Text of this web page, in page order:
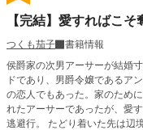
【完結】愛すればこそ
つくも茄子
書籍情報
侯爵家の次男アーサーが結婚
ドであり、男爵令嬢であるア
の恋人でもあった。家のため
れたアーサーであったが、愛
逃避行。 たどり着いた先は辺